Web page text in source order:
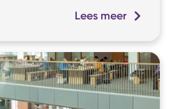
bedrijven en lerenden een
Lees meer